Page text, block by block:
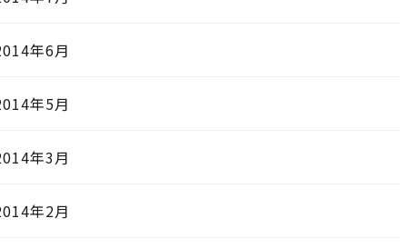
年6月
年5月
年3月
年2月